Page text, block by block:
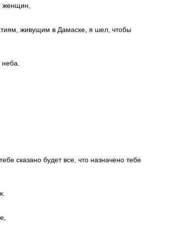
женщин,
живущим в Дамаске, я шел, чтобы
сказано будет все, что назначено тебе